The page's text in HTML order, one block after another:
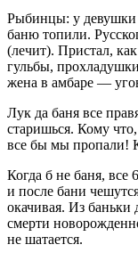
Рыбинцы: у девушки
баню топили.
(лечит). Пристал,
гульбы,
жена в амбаре —
Лук да баня все
старишься. Кому
все бы мы пропали!
Когда б не баня, все
и после бани
окачивая. Из
смерти
не шатается.